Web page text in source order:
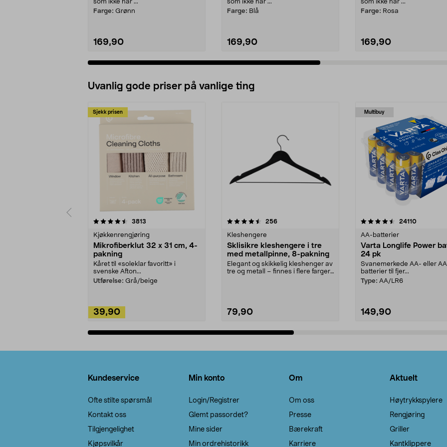
som ikke har ...
Farge: Grønn
169,90
som ikke har ...
Farge: Blå
169,90
som ikke har ...
Farge: Rosa
169,90
Uvanlig gode priser på vanlige ting
Sjekk prisen
3813
Kjøkkenrengjøring
Mikrofiberklut 32 x 31 cm, 4-
pakning
Kåret til «soleklar favoritt» i
svenske Afton...
Utførelse: Grå/beige
39,90
4.5av 5 stjerner 256anmeldelser
Kleshengere
Sklisikre kleshengere i tre
med metallpinne, 8-pakning
Elegant og skikkelig kleshenger av
tre og metall – finnes i flere farger.
79,90
Multibuy
4.5av 5 stjerner 24110
AA-batterier
Varta Longlife Power
24 pk
Svanemerkede AA- eller
batterier til fjer...
Type: AA/LR6
149,90
4.5av 5 stjerner
Kundeservice
Ofte stilte spørsmål
Kontakt oss
Tilgjengelighet
Kjøpsvilkår
Min konto
Login/Registrer
Glemt passordet?
Mine sider
Min ordrehistorikk
Om
Om oss
Presse
Bærekraft
Karriere
Aktuelt
Høytrykkspylere
Rengjøring
Griller
Kantklippere